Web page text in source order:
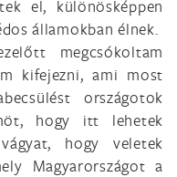
el, különösképpen
államokban élnek.
megcsókoltam
kifejezni, ami most
országotok
hogy itt lehetek
hogy veletek
Magyarországot a